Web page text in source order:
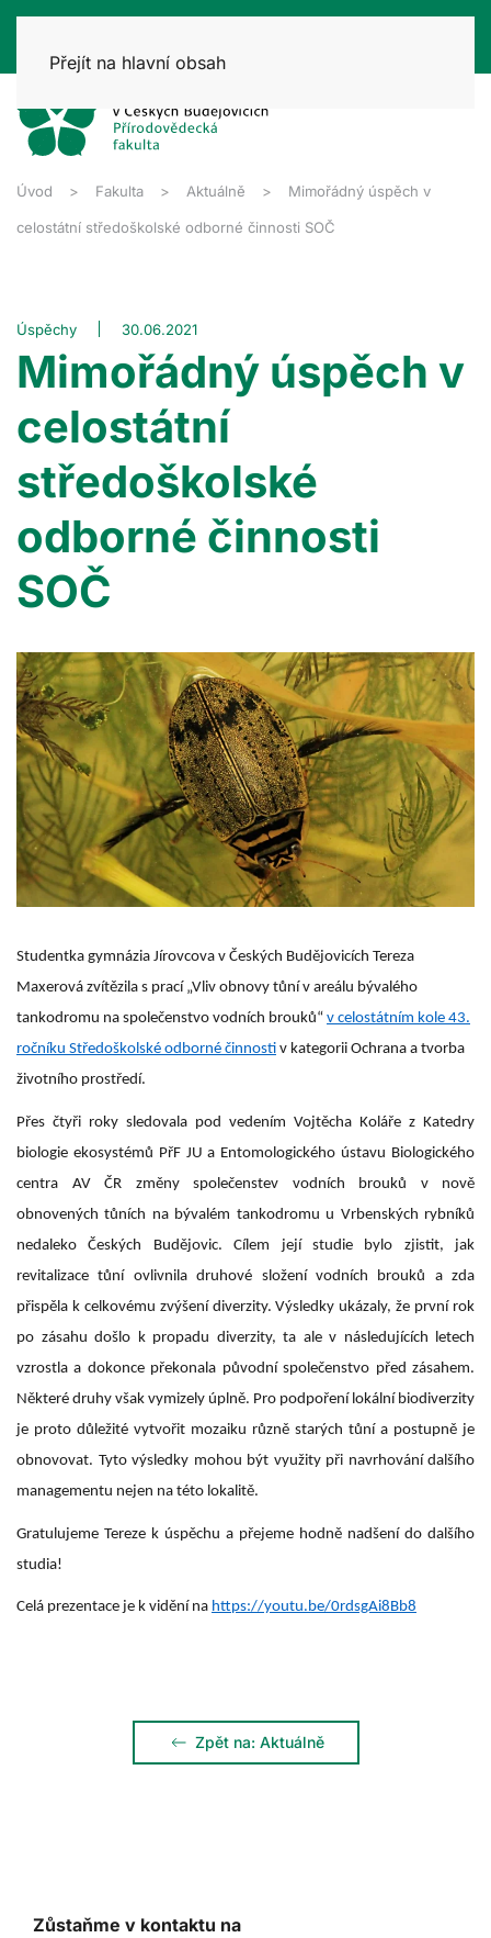
Přejít na hlavní obsah
Úvod Fakulta Aktuálně Mimořádný úspěch v
celostátní středoškolské odborné činnosti SOČ
Úspěchy 30.06.2021
Mimořádný úspěch v
celostátní
středoškolské
odborné činnosti
SOČ
Studentka gymnázia Jírovcova v Českých Budějovicích Tereza
Maxerová zvítězila s prací „Vliv obnovy tůní v areálu bývalého
tankodromu na společenstvo vodních brouků“ v celostátním kole 43.
ročníku Středoškolské odborné činnosti v kategorii Ochrana a tvorba
životního prostředí.
Přes čtyři roky sledovala pod vedením Vojtěcha Koláře z Katedry
biologie ekosystémů PřF JU a Entomologického ústavu Biologického
centra AV ČR změny společenstev vodních brouků v nově
obnovených tůních na bývalém tankodromu u Vrbenských rybníků
nedaleko Českých Budějovic. Cílem její studie bylo zjistit, jak
revitalizace tůní ovlivnila druhové složení vodních brouků a zda
přispěla k celkovému zvýšení diverzity. Výsledky ukázaly, že první rok
po zásahu došlo k propadu diverzity, ta ale v následujících letech
vzrostla a dokonce překonala původní společenstvo před zásahem.
Některé druhy však vymizely úplně. Pro podpoření lokální biodiverzity
je proto důležité vytvořit mozaiku různě starých tůní a postupně je
obnovovat. Tyto výsledky mohou být využity při navrhování dalšího
managementu nejen na této lokalitě.
Gratulujeme Tereze k úspěchu a přejeme hodně nadšení do dalšího
studia!
Celá prezentace je k vidění na https://youtu.be/0rdsgAi8Bb8
Zpět na: Aktuálně
Zůstaňme v kontaktu na